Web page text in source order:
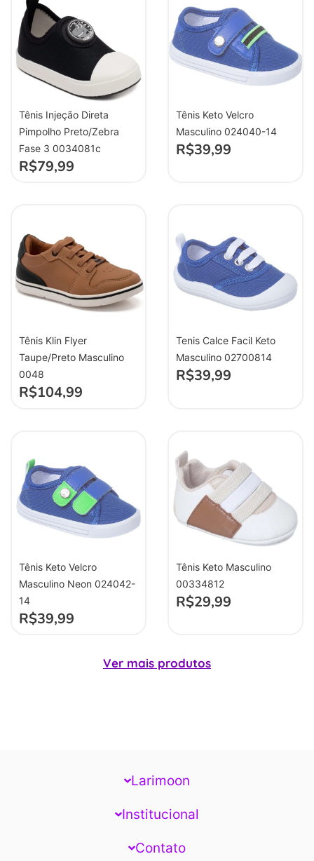
Tênis Injeção Direta
Pimpolho Preto/Zebra
Fase 3 0034081c
R$79,99
Tênis Keto Velcro
Masculino 024040-14
R$39,99
Tênis Klin Flyer
Taupe/Preto Masculino
0048
R$104,99
Tenis Calce Facil Keto
Masculino 02700814
R$39,99
Tênis Keto Velcro
Masculino Neon 024042-
14
R$39,99
Tênis Keto Masculino
00334812
R$29,99
Ver mais produtos
Larimoon
Institucional
Contato